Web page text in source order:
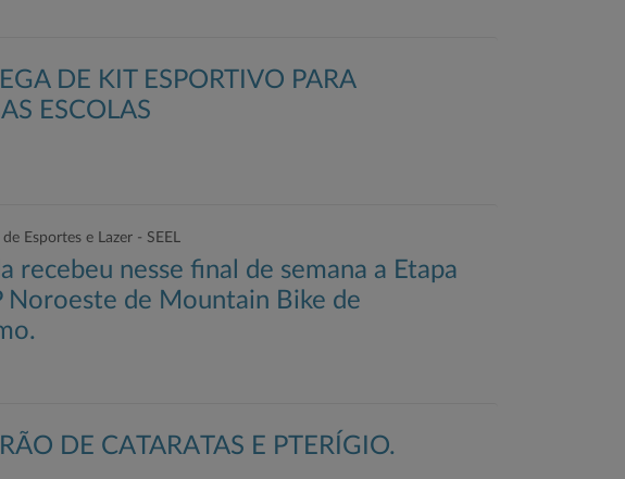
DE KIT ESPORTIVO PARA
ESCOLAS
Esportes e Lazer - SEEL
recebeu nesse final de semana a Etapa
Noroeste de Mountain Bike de
DE CATARATAS E PTERÍGIO.